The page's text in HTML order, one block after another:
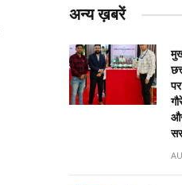
अन्य ख़बरें